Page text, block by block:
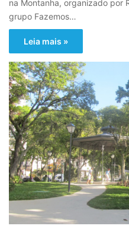
na Montanha, organizado por
grupo Fazemos…
Leia mais »